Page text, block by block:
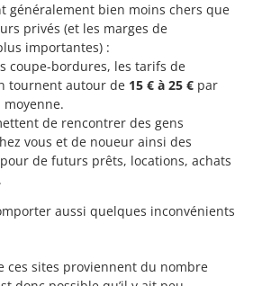
généralement bien moins chers que
privés (et les marges de
importantes) :
coupe-bordures, les tarifs de
tournent autour de 15 € à 25 € par
moyenne.
de rencontrer des gens
vous et de noueur ainsi des
de futurs prêts, locations, achats
aussi quelques inconvénients
ces sites proviennent du nombre